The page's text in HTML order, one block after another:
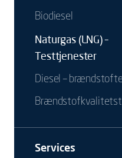
Biodiesel
Naturgas (LNG) –
Testtjenester
Diesel –
Services